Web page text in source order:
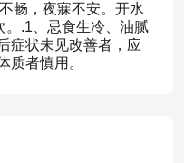
畅，夜寐不安。开水
。.1、忌食生冷、油腻
症状未见改善者，应
质者慎用。